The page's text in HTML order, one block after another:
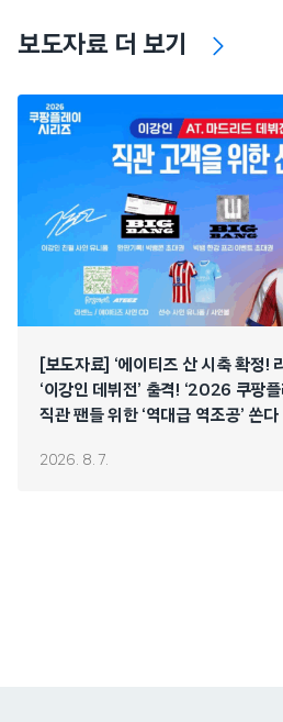
보도자료 더 보기
[보도자료] ‘에이티즈 산 시축 확정!
‘이강인 데뷔전’ 출격! ‘2026 쿠팡플
직관 팬들 위한 ‘역대급 역조공’ 쏜다
2026. 8. 7.